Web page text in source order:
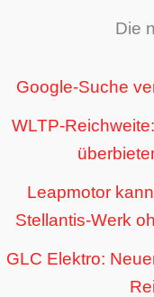
Die
Google-Suche
WLTP-
Leapmotor
Stellantis-Werk
GLC Elektro: